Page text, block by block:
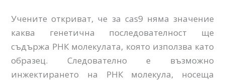
Учените откриват, че за cas9 няма значение
каква генетична последователност ще
съдържа РНК молекулата, която използва като
образец. Следователно е възможно
инжектирането на РНК молекула, носеща